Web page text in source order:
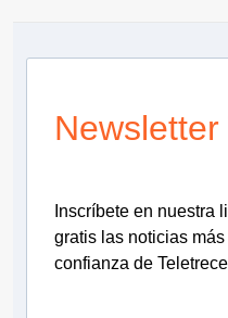
Newsletter
Inscríbete en nuestra
gratis las noticias
confianza de